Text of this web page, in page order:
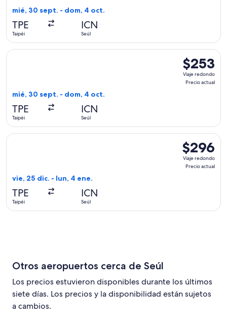
mié, 30 sept. - dom, 4 oct.
TPE
Taipéi
ICN
Seúl
$253
Viaje
redondo,
$253
Viaje redondo
Precio actual
mié, 30 sept. - dom, 4 oct.
TPE
Taipéi
ICN
Seúl
Seleccionar vuelo de Asiana Airlines, con salida el mié, 30
$296
Viaje
redondo,
$296
Viaje redondo
Precio actual
vie, 25 dic. - lun, 4 ene.
TPE
Taipéi
ICN
Seúl
Seleccionar vuelo de Shandong Airlines, con salida el vie,
Otros aeropuertos cerca de Seúl
Los precios estuvieron disponibles durante los últimos
siete días. Los precios y la disponibilidad están sujetos
a cambios.